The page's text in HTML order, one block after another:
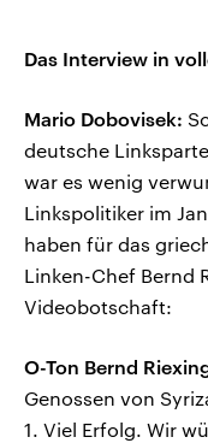
Das Interview in
Mario Dobovisek:
deutsche
war es wenig
Linkspolitiker im
haben für das
Linken-Chef Bernd
Videobotschaft:
O-Ton Bernd
Genossen von
1. Viel Erfolg. Wir